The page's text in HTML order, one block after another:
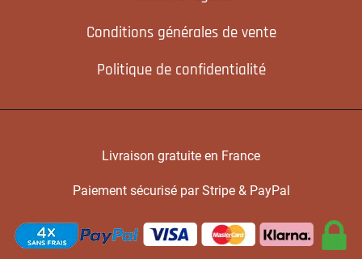
Conditions générales de vente
Politique de confidentialité
Livraison gratuite en France
Paiement sécurisé par Stripe & PayPal